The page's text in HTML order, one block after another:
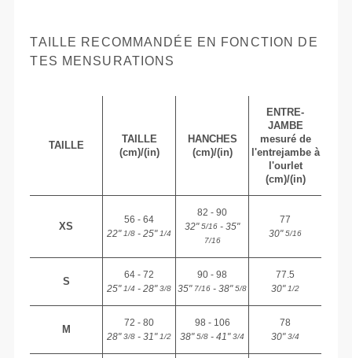
TAILLE RECOMMANDÉE EN FONCTION DE
TES MENSURATIONS
TAILLE
TAILLE
(cm)/(in)
HANCHES
(cm)/(in)
ENTRE-
JAMBE
mesuré de
l'entrejambe à
l'ourlet
(cm)/(in)
XS
56 - 64
22"1/8 - 25"1/4
82 - 90
32"5/16 - 35"
7/16
77
30"5/16
S
64 - 72
25"1/4 - 28"3/8
90 - 98
35"7/16 - 38"5/8
77.5
30"1/2
M
72 - 80
28"3/8 - 31"1/2
98 - 106
38"5/8 - 41"3/4
78
30"3/4